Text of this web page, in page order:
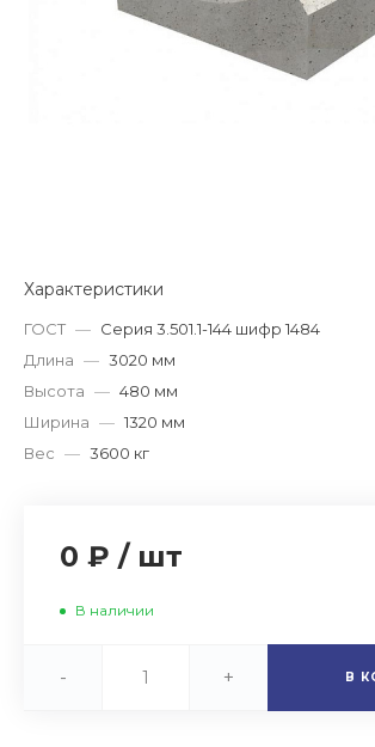
Характеристики
ГОСТ — Серия 3.501.1-144 шифр 1484
Длина — 3020 мм
Высота — 480 мм
Ширина — 1320 мм
Вес — 3600 кг
0 ₽ / шт
В наличии
- + В